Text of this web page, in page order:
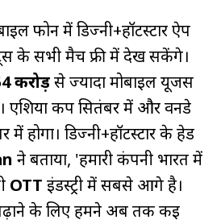
फोन में डिज्नी+हॉटस्टार ऐप
के सभी मैच फ्री में देख सकेंगे।
करोड़से ज्यादा मोबाइल यूजर्स
एशिया कप सितंबर में और वनडे
होगा। डिज्नी+हॉटस्टार के हेड
ने बताया, 'हमारी कंपनी भारत में
OTT इंडस्ट्री में सबसे आगे है।
के लिए हमने अब तक कई